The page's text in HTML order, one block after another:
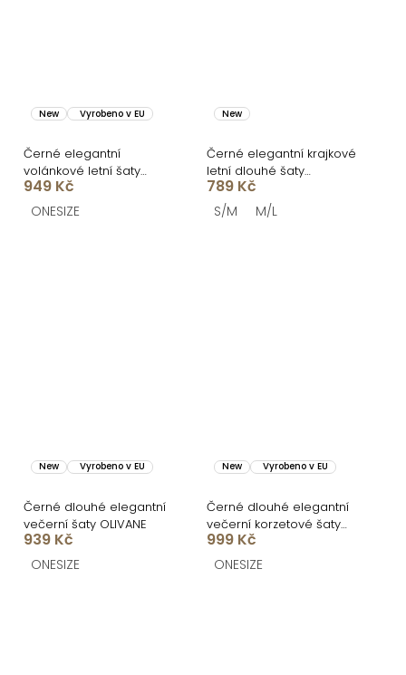
New Vyrobeno v EU
Černé elegantní
volánkové letní šaty
VELANA
949 Kč
ONESIZE
New
Černé elegantní krajkové
letní dlouhé šaty
MALLONE
789 Kč
S/M M/L
New Vyrobeno v EU
Černé dlouhé elegantní
večerní šaty OLIVANE
939 Kč
ONESIZE
New Vyrobeno v EU
Černé dlouhé elegantní
večerní korzetové šaty
MIRELLA
999 Kč
ONESIZE